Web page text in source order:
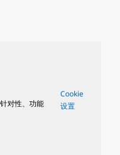
对性、功能
Cookie
设置